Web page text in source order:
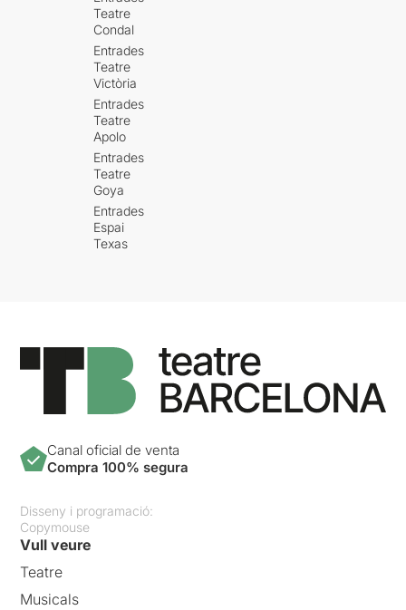
Teatre
Condal
Entrades
Teatre
Victòria
Entrades
Teatre
Apolo
Entrades
Teatre
Goya
Entrades
Espai
Texas
Canal oficial de venta
Compra 100% segura
Disseny i programació:
Copymouse
Vull veure
Teatre
Musicals